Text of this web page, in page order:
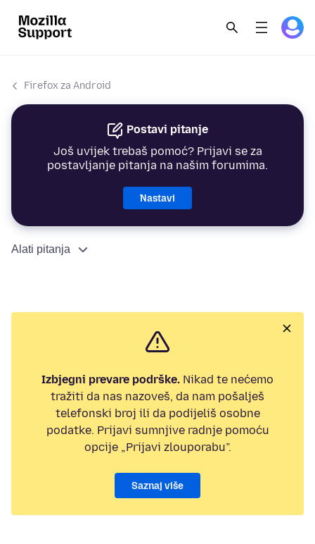
Firefox za Android
Postavi pitanje
Još uvijek trebaš pomoć? Prijavi se za
postavljanje pitanja na našim forumima.
Nastavi
Alati pitanja
Izbjegni prevare podrške. Nikad te nećemo
tražiti da nas nazoveš, da nam pošalješ
telefonski broj ili da podijeliš osobne
podatke. Prijavi sumnjive radnje pomoću
opcije „Prijavi zlouporabu”.
Saznaj više